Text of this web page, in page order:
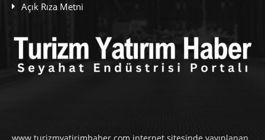
Açık Rıza Metni